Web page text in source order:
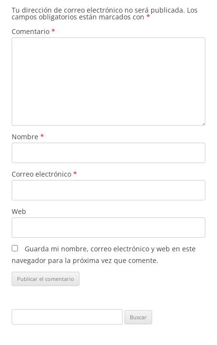
Tu dirección de correo electrónico no será publicada. Los
campos obligatorios están marcados con *
Comentario *
Nombre *
Correo electrónico *
Web
Guarda mi nombre, correo electrónico y web en este
navegador para la próxima vez que comente.